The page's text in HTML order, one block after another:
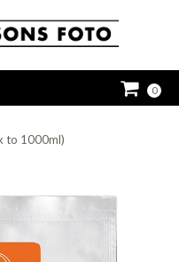
0
to 1000ml)